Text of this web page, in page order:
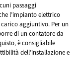
passaggi
l’impianto elettrico
aggiuntivo. Per un
di un contatore da
è consigliabile
dell’installazione e